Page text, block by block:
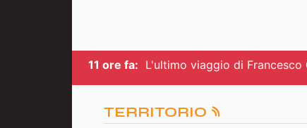
11 ore fa: L'ultimo viaggio di
TERRITORIO